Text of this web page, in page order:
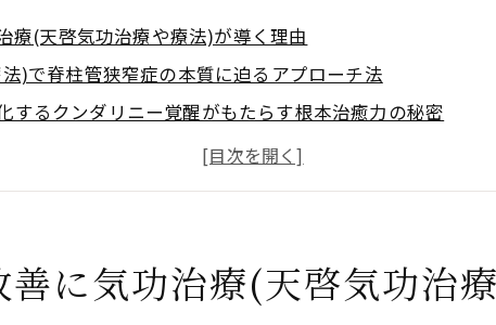
療(天啓気功治療や療法)が導く理由
)で脊柱管狭窄症の本質に迫るアプローチ法
するクンダリニー覚醒がもたらす根本治癒力の秘密
クラ活性化と気功治療(天啓気功治療や療法)の相乗効果を
啓気功治療や療法)の安全な導入ポイント
)の実践者が語る寛解への希望と体験談
クンダリニー覚醒でエネルギー循環を高める方法
に気功治療(天啓気功治